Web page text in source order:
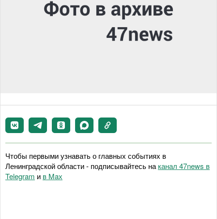
Чтобы первыми узнавать о главных событиях в
Ленинградской области - подписывайтесь наканал 47news в
Telegram и в Maх